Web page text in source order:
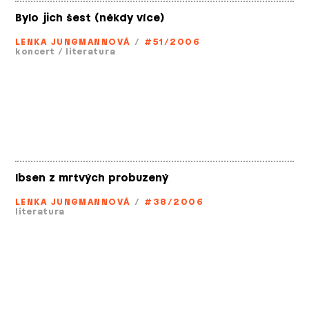
Bylo jich šest (někdy více)
LENKA JUNGMANNOVÁ / #51/2006
koncert / literatura
Ibsen z mrtvých probuzený
LENKA JUNGMANNOVÁ / #38/2006
literatura